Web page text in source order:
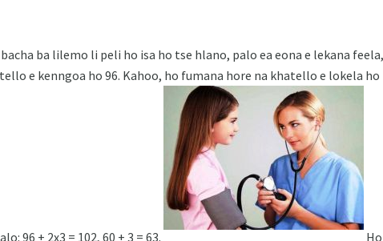
ba lilemo li peli ho isa ho tse hlano, palo ea eona e lekana
e kenngoa ho 96. Kahoo, ho fumana hore na khatello e lokela
96 + 2х3 = 102, 60 + 3 = 63.